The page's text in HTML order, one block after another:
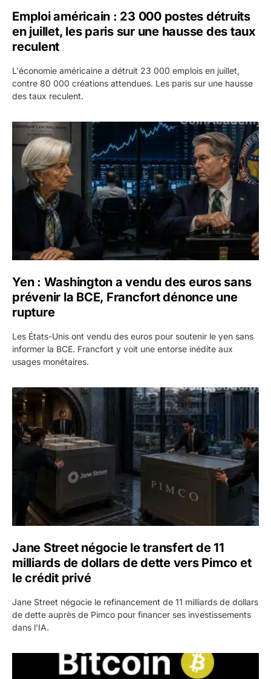
Emploi américain : 23 000 postes détruits
en juillet, les paris sur une hausse des taux
reculent
L'économie américaine a détruit 23 000 emplois en juillet,
contre 80 000 créations attendues. Les paris sur une hausse
des taux reculent.
Yen : Washington a vendu des euros sans prévenir la
Yen : Washington a vendu des euros sans
prévenir la BCE, Francfort dénonce une
rupture
Les États-Unis ont vendu des euros pour soutenir le yen sans
informer la BCE. Francfort y voit une entorse inédite aux
usages monétaires.
Jane Street négocie le transfert de 11 milliards de
Jane Street négocie le transfert de 11
milliards de dollars de dette vers Pimco et
le crédit privé
Jane Street négocie le refinancement de 11 milliards de dollars
de dette auprès de Pimco pour financer ses investissements
dans l'IA.
Bitcoin stagne à 64 000 dollars pendant que les